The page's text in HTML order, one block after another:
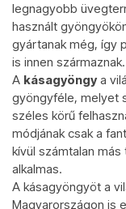
legnagyobb
használt
gyártanak még, így
is innen származnak.
A kásagyöngy a
gyöngyféle, melyet
széles körű
módjának csak a
kívül számtalan
alkalmas.
A kásagyöngyöt a
Magyarországon is